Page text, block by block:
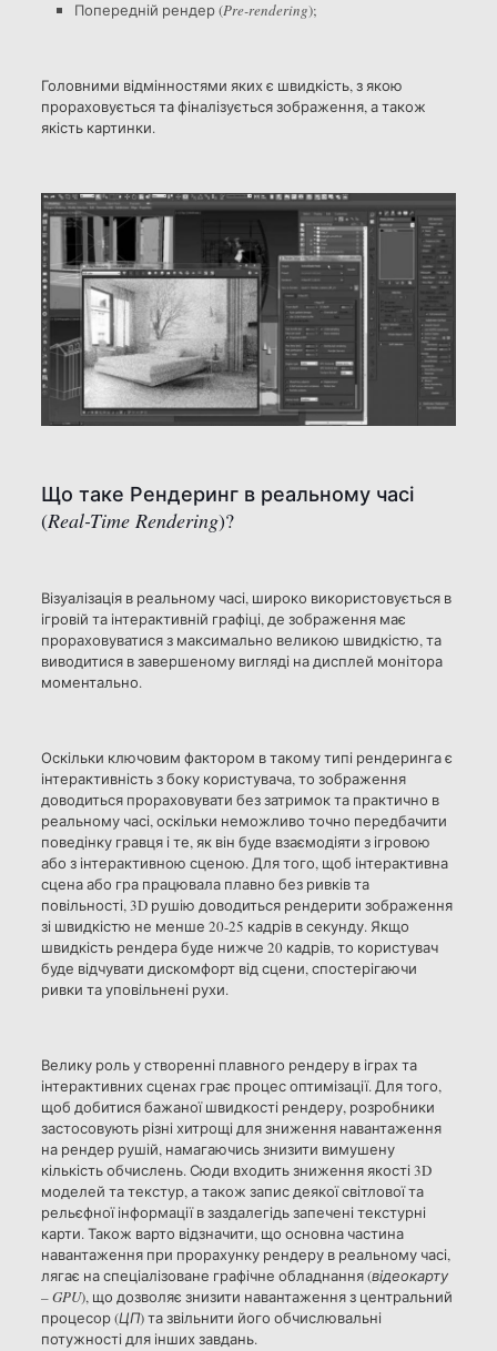
Попередній рендер (Pre-rendering);
Головними відмінностями яких є швидкість, з якою
прораховується та фіналізується зображення, а також
якість картинки.
Що таке Рендеринг в реальному часі
(Real-Time Rendering)?
Візуалізація в реальному часі, широко використовується в
ігровій та інтерактивній графіці, де зображення має
прораховуватися з максимально великою швидкістю, та
виводитися в завершеному вигляді на дисплей монітора
моментально.
Оскільки ключовим фактором в такому типі рендеринга є
інтерактивність з боку користувача, то зображення
доводиться прораховувати без затримок та практично в
реальному часі, оскільки неможливо точно передбачити
поведінку гравця і те, як він буде взаємодіяти з ігровою
або з інтерактивною сценою. Для того, щоб інтерактивна
сцена або гра працювала плавно без ривків та
повільності, 3D рушію доводиться рендерити зображення
зі швидкістю не менше 20-25 кадрів в секунду. Якщо
швидкість рендера буде нижче 20 кадрів, то користувач
буде відчувати дискомфорт від сцени, спостерігаючи
ривки та уповільнені рухи.
Велику роль у створенні плавного рендеру в іграх та
інтерактивних сценах грає процес оптимізації. Для того,
щоб добитися бажаної швидкості рендеру, розробники
застосовують різні хитрощі для зниження навантаження
на рендер рушій, намагаючись знизити вимушену
кількість обчислень. Сюди входить зниження якості 3D
моделей та текстур, а також запис деякої світлової та
рельєфної інформації в заздалегідь запечені текстурні
карти. Також варто відзначити, що основна частина
навантаження при прорахунку рендеру в реальному часі,
лягає на спеціалізоване графічне обладнання (відеокарту
– GPU), що дозволяє знизити навантаження з центральний
процесор (ЦП) та звільнити його обчислювальні
потужності для інших завдань.